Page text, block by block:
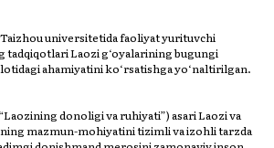
universitetida faoliyat yurituvchi
tadqiqotlari Laozi g‘oyalarining bugungi
ahamiyatini ko‘rsatishga yo‘naltirilgan.
donoligi va ruhiyati”) asari Laozi va
mazmun-mohiyatini tizimli va izohli tarzda